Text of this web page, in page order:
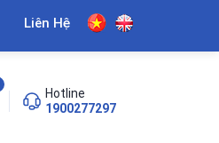
Liên Hệ
Hotline
1900277297